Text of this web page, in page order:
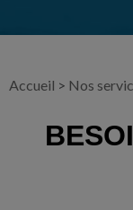
Accueil > Nos